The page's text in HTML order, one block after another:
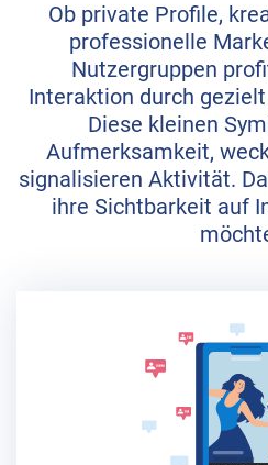
Ob private Profile,
professionelle
Nutzergruppen
Interaktion durch
Diese kleinen
Aufmerksamkeit,
signalisieren Aktivität.
ihre Sichtbarkeit auf